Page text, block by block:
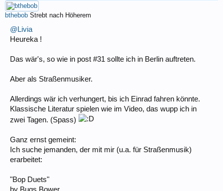
bthebob Strebt nach Höherem
@Livia
Heureka !
Das wär's, so wie in post #31 sollte ich in Berlin auftreten.
Aber als Straßenmusiker.
Allerdings wär ich verhungert, bis ich Einrad fahren könnte.
Klassische Literatur spielen wie im Video, das wupp ich in
zwei Tagen. (Spass)
Ganz ernst gemeint:
Ich suche jemanden, der mit mir (u.a. für Straßenmusik)
erarbeitet:
"Bop Duets"
by Bugs Bower